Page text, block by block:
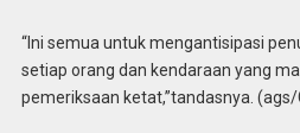
“Ini semua untuk mengantisipasi
setiap orang dan kendaraan yang
pemeriksaan ketat,”tandasnya. (ags/